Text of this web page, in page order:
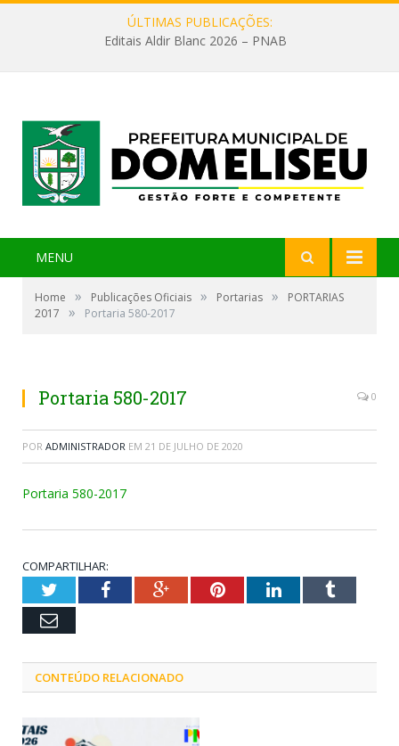
ÚLTIMAS PUBLICAÇÕES:
Editais Aldir Blanc 2026 – PNAB
MENU
Home » Publicações Oficiais » Portarias »
PORTARIAS
2017
» Portaria 580-2017
Portaria 580-2017 0
POR ADMINISTRADOR EM 21 DE JULHO DE 2020
Portaria 580-2017
COMPARTILHAR:
TwitterFacebookGoogle+PinterestLinkedInTumblr
Email
CONTEÚDO RELACIONADO